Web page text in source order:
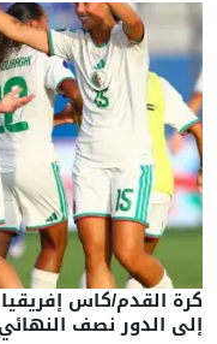
إلى الدور نصف النهائي